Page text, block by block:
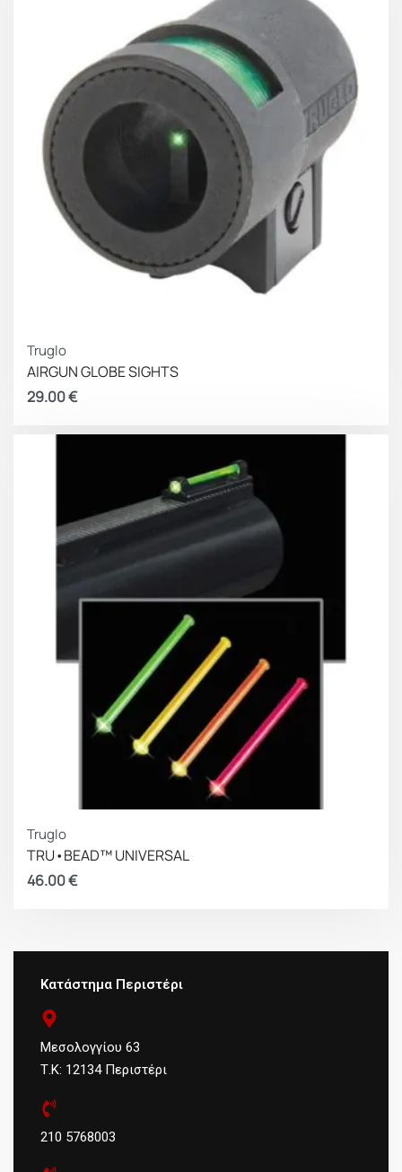
Truglo
AIRGUN GLOBE SIGHTS
29.00€
Truglo
TRU•BEAD™ UNIVERSAL
46.00€
Κατάστημα Περιστέρι
Μεσολογγίου 63
Τ.Κ: 12134 Περιστέρι
210 5768003